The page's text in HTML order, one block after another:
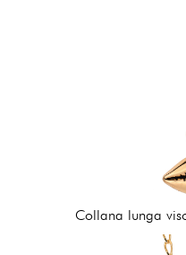
Collana lunga